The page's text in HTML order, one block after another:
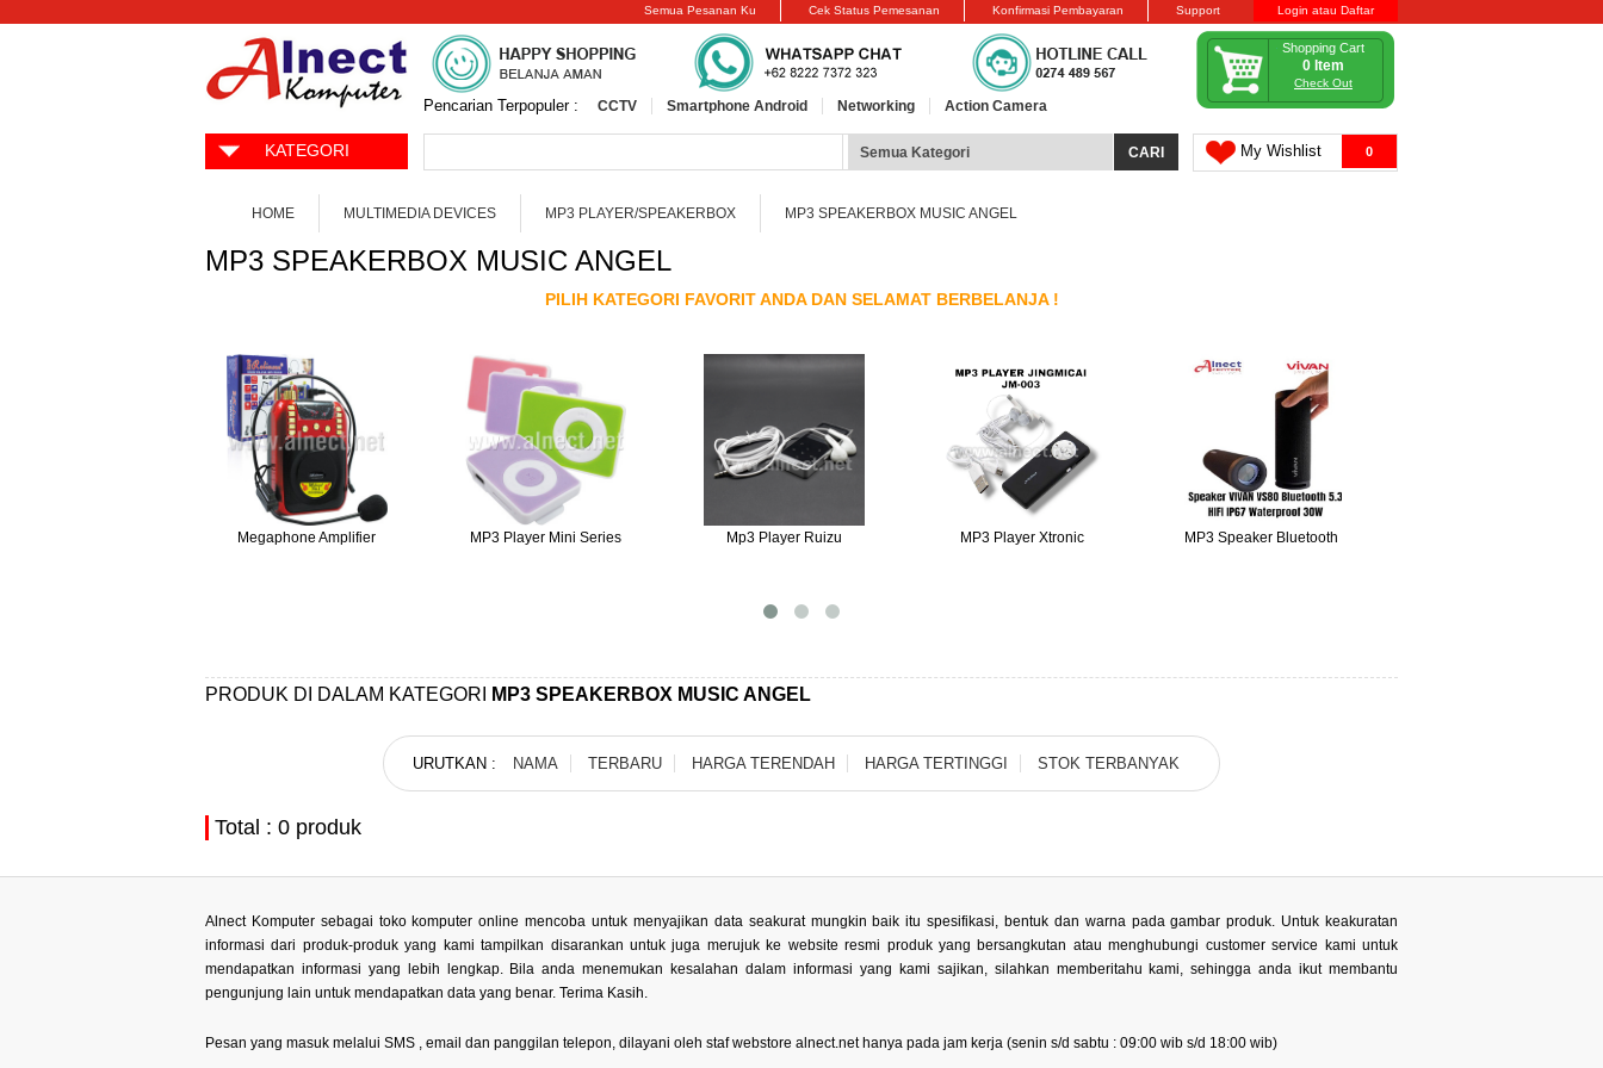
Semua Pesanan Ku Cek Status Pemesanan Konfirmasi Pembayaran Support Login atau Daftar
Pencarian Terpopuler : CCTV Smartphone Android Networking Action Camera
Shopping Cart
0 Item
Check Out
KATEGORI My Wishlist 0
HOME MULTIMEDIA DEVICES MP3 PLAYER/SPEAKERBOX MP3 SPEAKERBOX MUSIC ANGEL
MP3 SPEAKERBOX MUSIC ANGEL
PILIH KATEGORI FAVORIT ANDA DAN SELAMAT BERBELANJA !
Megaphone Amplifier MP3 Player Mini Series Mp3 Player Ruizu MP3 Player Xtronic MP3 Speaker Bluetooth
PRODUK DI DALAM KATEGORI MP3 SPEAKERBOX MUSIC ANGEL
URUTKAN : NAMA TERBARU HARGA TERENDAH HARGA TERTINGGI STOK TERBANYAK
Total : 0 produk
Alnect Komputer sebagai toko komputer online mencoba untuk menyajikan data seakurat mungkin baik itu spesifikasi, bentuk dan warna pada gambar produk. Untuk keakuratan
informasi dari produk-produk yang kami tampilkan disarankan untuk juga merujuk ke website resmi produk yang bersangkutan atau menghubungi customer service kami untuk
mendapatkan informasi yang lebih lengkap. Bila anda menemukan kesalahan dalam informasi yang kami sajikan, silahkan memberitahu kami, sehingga anda ikut membantu
pengunjung lain untuk mendapatkan data yang benar. Terima Kasih.
Pesan yang masuk melalui SMS , email dan panggilan telepon, dilayani oleh staf webstore alnect.net hanya pada jam kerja (senin s/d sabtu : 09:00 wib s/d 18:00 wib)